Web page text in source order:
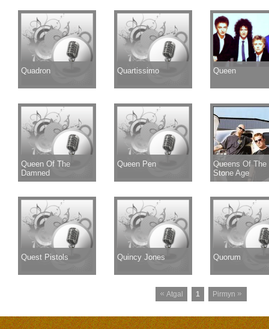
Quadron Quartissimo Queen
Queen Of The
Damned
Queen Pen
Queens Of The
Stone Age
Quest Pistols Quincy Jones Quorum
Atgal 1 Pirmyn